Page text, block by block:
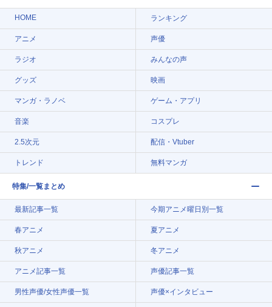
HOME ランキング
アニメ 声優
ラジオ みんなの声
グッズ 映画
マンガ・ラノベ ゲーム・アプリ
音楽 コスプレ
2.5次元 配信・Vtuber
トレンド 無料マンガ
特集/一覧まとめ
最新記事一覧 今期アニメ曜日別一覧
春アニメ 夏アニメ
秋アニメ 冬アニメ
アニメ記事一覧 声優記事一覧
男性声優/女性声優一覧 声優×インタビュー